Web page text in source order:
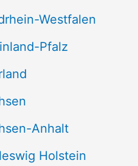
Westfalen
Pfalz
Anhalt
Holstein